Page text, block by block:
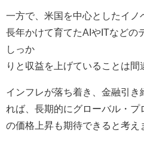
一方で、米国を中心としたイノ
長年かけて育てたAIやITなどの
しっか
りと収益を上げていることは間
インフレが落ち着き、金融引き
れば、長期的にグローバル・プ
の価格上昇も期待できると考え